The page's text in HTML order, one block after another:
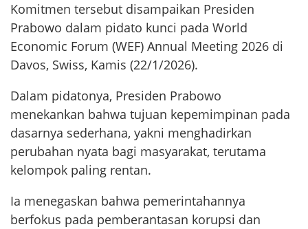
Komitmen tersebut disampaikan Presiden
Prabowo dalam pidato kunci pada World
Economic Forum (WEF) Annual Meeting 2026 di
Davos, Swiss, Kamis (22/1/2026).
Dalam pidatonya, Presiden Prabowo
menekankan bahwa tujuan kepemimpinan pada
dasarnya sederhana, yakni menghadirkan
perubahan nyata bagi masyarakat, terutama
kelompok paling rentan.
Ia menegaskan bahwa pemerintahannya
berfokus pada pemberantasan korupsi dan